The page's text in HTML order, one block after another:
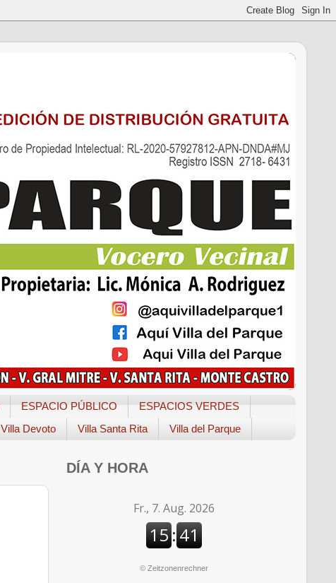
ESPACIO PÚBLICO
ESPACIOS VERDES
Villa Devoto Villa Santa Rita Villa del Parque
DÍA Y HORA
© Zeitzonenrechner